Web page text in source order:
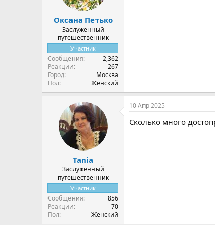
Оксана Петько
Заслуженный
путешественник
Участник
Сообщения
2,362
Реакции
267
Город
Москва
Пол
Женский
Tania
Заслуженный
путешественник
Участник
Сообщения
856
Реакции
70
Пол
Женский
10 Апр 2025
Сколько много